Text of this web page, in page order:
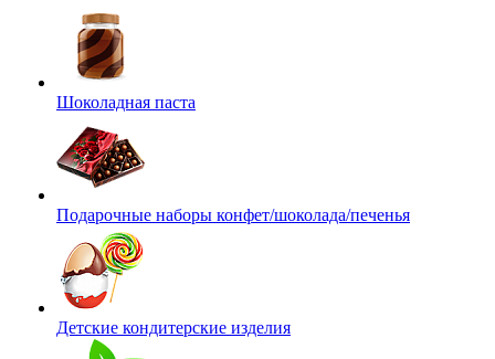
Шоколадная паста
Подарочные наборы конфет/шоколада/печенья
Детские кондитерские изделия